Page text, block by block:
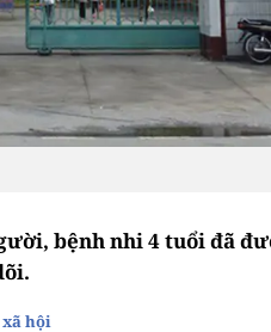
bệnh nhi 4 tuổi đã
xã hội